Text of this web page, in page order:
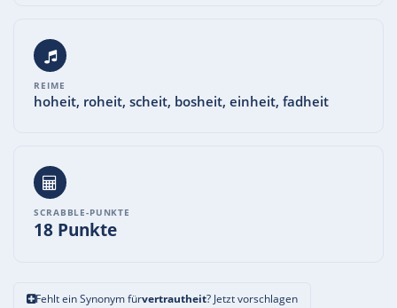
REIME
hoheit, roheit, scheit, bosheit, einheit, fadheit
SCRABBLE-PUNKTE
18 Punkte
Fehlt ein Synonym fürvertrautheit? Jetzt vorschlagen